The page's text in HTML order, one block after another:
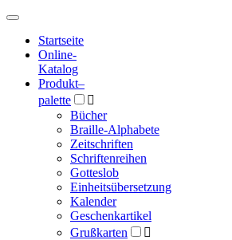
Hauptmenü
Hauptmenü
Startseite
Online-
Katalog
Produkt–
palette

Bücher
Braille-Alphabete
Zeitschriften
Schriftenreihen
Gotteslob
Einheitsübersetzung
Kalender
Geschenkartikel
Grußkarten
